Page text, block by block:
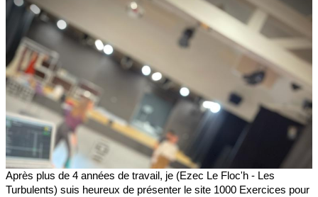
Après plus de 4 années de travail, je (Ezec Le Floc'h - Les
Turbulents) suis heureux de présenter le site 1000 Exercices pour